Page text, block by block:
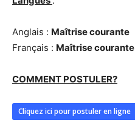
Anglais : Maîtrise courante
Français : Maîtrise courante
COMMENT POSTULER?
Cliquez ici pour postuler en ligne